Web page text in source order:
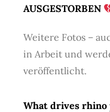
AUSGESTORBEN
Weitere Fotos –
in Arbeit und
veröffentlicht.
What drives rhino